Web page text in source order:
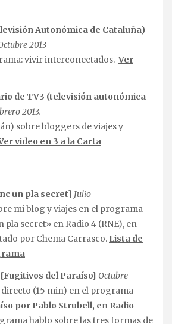
Autonómica de Cataluña) –
2013
vivir interconectados.Ver
de TV3 (televisión autonómica
2013.
sobre bloggers de viajes y
video en 3 a la Carta
un pla secret] Julio
mi blog y viajes en el programa
pla secret» en Radio 4 (RNE), en
por Chema Carrasco. Lista de
[Fugitivos del Paraíso] Octubre
(15 min) en el programa
por Pablo Strubell, en Radio
hablo sobre las tres formas de